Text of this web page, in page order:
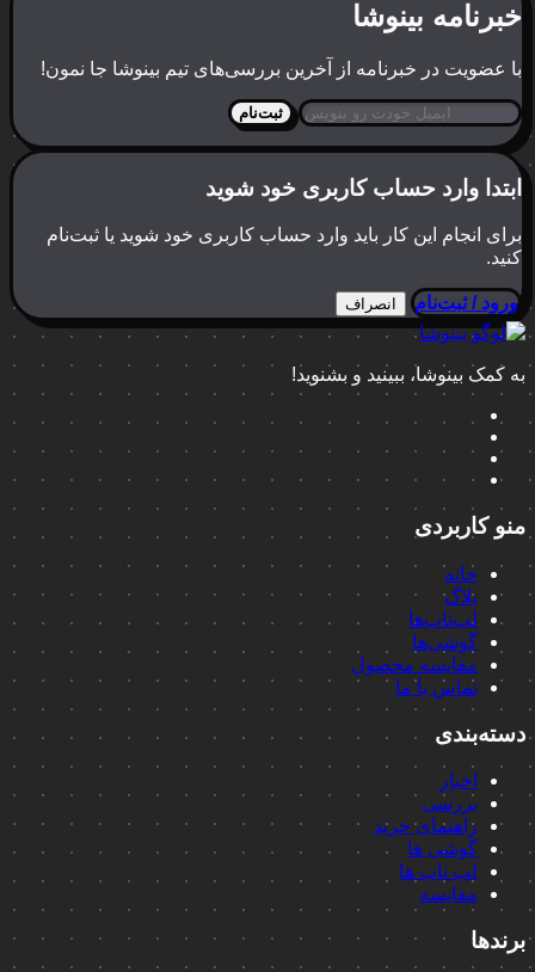
خبرنامه بینوشا
با عضویت در خبرنامه از آخرین بررسی‌های تیم بینوشا جا نمون!
ثبت‌نام
ابتدا وارد حساب کاربری خود شوید
برای انجام این کار باید وارد حساب کاربری خود شوید یا ثبت‌نام
کنید.
ورود / ثبت‌نام انصراف
به کمک بینوشا، ببینید و بشنوید!
منو کاربردی
خانه
بلاگ
لپ‌تاپ‌ها
گوشی‌ها
مقایسه محصول
تماس با ما
دسته‌بندی
اخبار
بررسی
راهنمای خرید
گوشی ها
لپ تاپ ها
مقایسه
برندها